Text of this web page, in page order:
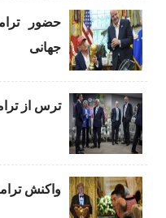
حضور
جهانی
ترس از
واکنش